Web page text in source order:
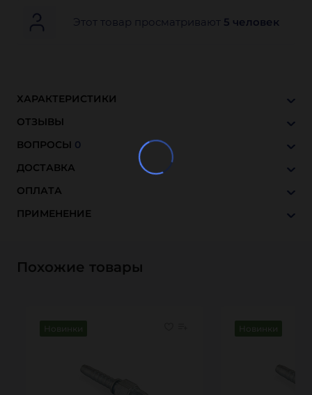
Этот товар просматривают 5 человек
ХАРАКТЕРИСТИКИ
ОТЗЫВЫ
ВОПРОСЫ 0
ДОСТАВКА
ОПЛАТА
ПРИМЕНЕНИЕ
Похожие товары